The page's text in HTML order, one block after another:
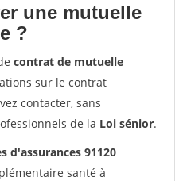
une mutuelle
?
contrat de mutuelle
sur le contrat
contacter, sans
de la Loi sénior.
d'assurances 91120
santé à